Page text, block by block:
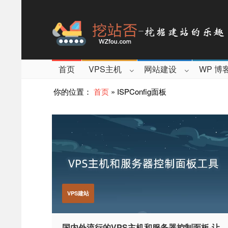
首页 VPS主机 网站建设 WP 博
你的位置： 首页 » ISPConfig面板
VPS建站